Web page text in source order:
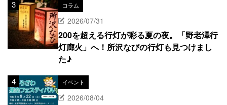
コラム
2026/07/31
200を超える行灯が彩る夏の夜。「野老澤行
灯廊火」へ！所沢なびの行灯も見つけまし
た♪
イベント
2026/08/04